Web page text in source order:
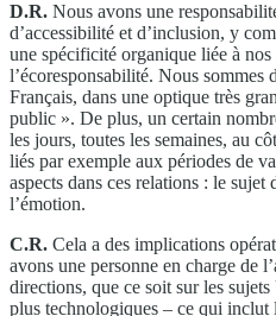
D.R. Nous avons une
d’accessibilité et d’inclusion, y
une spécificité organique liée à
l’écoresponsabilité. Nous sommes
Français, dans une optique très
public ». De plus, un certain
les jours, toutes les semaines, au
liés par exemple aux périodes de
aspects dans ces relations : le
l’émotion.
C.R. Cela a des implications
avons une personne en charge de
directions, que ce soit sur les
plus technologiques – ce qui inclut